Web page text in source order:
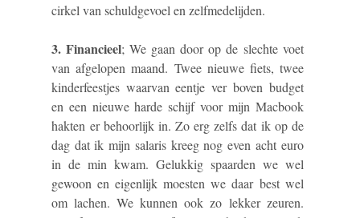
cirkel van schuldgevoel en zelfmedelijden.
3. Financieel; We gaan door op de slechte voet
van afgelopen maand. Twee nieuwe fiets, twee
kinderfeestjes waarvan eentje ver boven budget
en een nieuwe harde schijf voor mijn Macbook
hakten er behoorlijk in. Zo erg zelfs dat ik op de
dag dat ik mijn salaris kreeg nog even acht euro
in de min kwam. Gelukkig spaarden we wel
gewoon en eigenlijk moesten we daar best wel
om lachen. We kunnen ook zo lekker zeuren.